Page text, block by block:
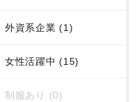
外資系企業 (1)
女性活躍中 (15)
制服あり (0)